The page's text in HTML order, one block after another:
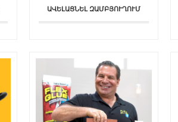
ԱՎԵԼԱՑՆԵԼ ԶԱՄԲՅՈՒՂՈՒՄ